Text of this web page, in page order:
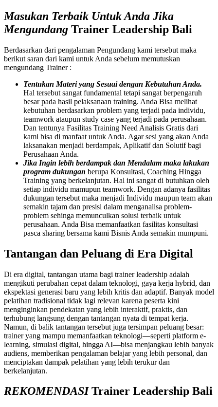
Masukan Terbaik Untuk Anda Jika
Mengundang Trainer Leadership Bali
Berdasarkan dari pengalaman Pengundang kami tersebut maka
berikut saran dari kami untuk Anda sebelum memutuskan
mengundang Trainer :
Tentukan Materi yang Sesuai dengan Kebutuhan Anda.
Hal tersebut sangat fundamental tetapi sangat berpengaruh
besar pada hasil pelaksanaan training. Anda Bisa melihat
kebutuhan berdasarkan problem yang terjadi pada individu,
teamwork ataupun study case yang terjadi pada perusahaan.
Dan tentunya Fasilitas Training Need Analisis Gratis dari
kami bisa di manfaat untuk Anda. Agar sesi yang akan Anda
laksanakan menjadi berdampak, Aplikatif dan Solutif bagi
Perusahaan Anda.
Jika Ingin lebih berdampak dan Mendalam maka lakukan
program dukungan berupa Konsultasi, Coaching Hingga
Training yang berkelanjutan. Hal ini sangat di butuhkan oleh
setiap individu mamupun teamwork. Dengan adanya fasilitas
dukungan tersebut maka menjadi Individu maupun team akan
semakin tajam dan presisi dalam menganalisa problem-
problem sehinga memunculkan solusi terbaik untuk
perusahaan. Anda Bisa memanfaatkan fasilitas konsultasi
pasca sharing bersama kami Bisnis Anda semakin mumpuni.
Tantangan dan Peluang di Era Digital
Di era digital, tantangan utama bagi trainer leadership adalah
mengikuti perubahan cepat dalam teknologi, gaya kerja hybrid, dan
ekspektasi generasi baru yang lebih kritis dan adaptif. Banyak model
pelatihan tradisional tidak lagi relevan karena peserta kini
menginginkan pendekatan yang lebih interaktif, praktis, dan
terhubung langsung dengan tantangan nyata di tempat kerja.
Namun, di balik tantangan tersebut juga tersimpan peluang besar:
trainer yang mampu memanfaatkan teknologi—seperti platform e-
learning, simulasi digital, hingga AI—bisa menjangkau lebih banyak
audiens, memberikan pengalaman belajar yang lebih personal, dan
menciptakan dampak pelatihan yang lebih terukur dan
berkelanjutan.
REKOMENDASITrainer Leadership Bali